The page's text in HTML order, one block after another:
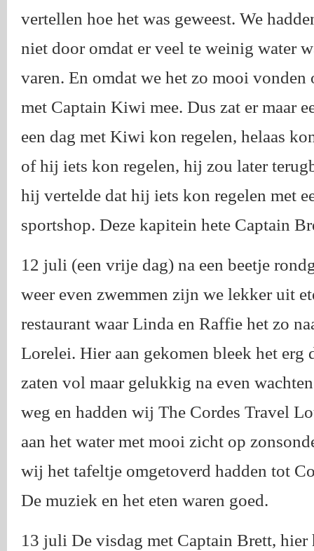
vertellen hoe het was geweest. We
niet door omdat er veel te weinig water
varen. En omdat we het zo mooi
met Captain Kiwi mee. Dus zat er maar
een dag met Kiwi kon regelen, helaas
of hij iets kon regelen, hij zou later
hij vertelde dat hij iets kon regelen met
sportshop. Deze kapitein hete Captain
12 juli (een vrije dag) na een beetje
weer even zwemmen zijn we lekker uit
restaurant waar Linda en Raffie het zo
Lorelei. Hier aan gekomen bleek het erg
zaten vol maar gelukkig na even
weg en hadden wij The Cordes Travel
aan het water met mooi zicht op
wij het tafeltje omgetoverd hadden tot
De muziek en het eten waren goed.
13 juli De visdag met Captain Brett,